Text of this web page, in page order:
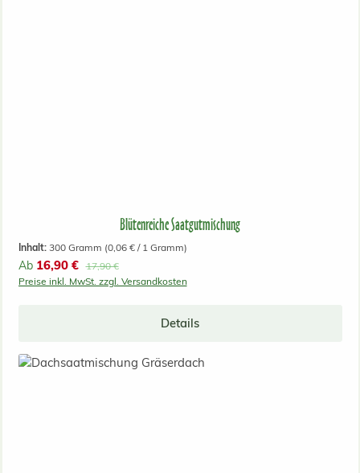
Blütenreiche Saatgutmischung
Inhalt: 300 Gramm (0,06 € / 1 Gramm)
Verkaufspreis:
Ab 16,90 € Regulärer Preis:
17,90 €
Preise inkl. MwSt. zzgl. Versandkosten
Details